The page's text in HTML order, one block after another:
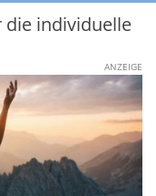
individuelle
ANZEIGE